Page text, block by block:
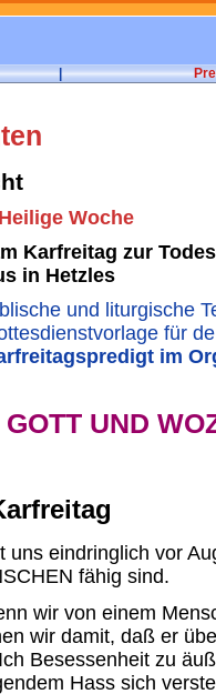
|
Woche
Karfreitag zur
in Hetzles
und liturgische
für
im
UND
uns eindringlich vor
fähig sind.
wir von einem
wir damit, daß er
Besessenheit zu
Hass sich